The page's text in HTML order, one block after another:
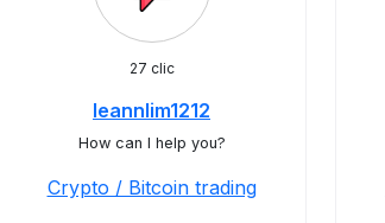
27 clic
leannlim1212
How can I help you?
Crypto / Bitcoin trading